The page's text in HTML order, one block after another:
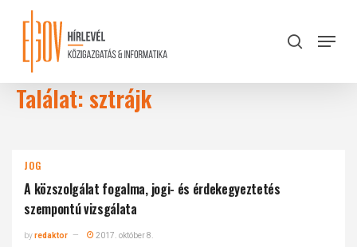
content
search
Menu
Találat: sztrájk
JOG
A közszolgálat fogalma, jogi- és érdekegyeztetés
szempontú vizsgálata
byredaktor 2017. október 8.
Close